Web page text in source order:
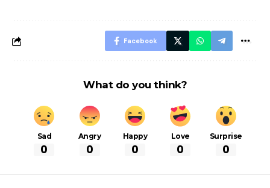
Facebook
What do you think?
Sad
0
Angry
0
Happy
0
Love
0
Surprise
0